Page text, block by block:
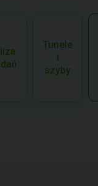
Tunele
i
szyby